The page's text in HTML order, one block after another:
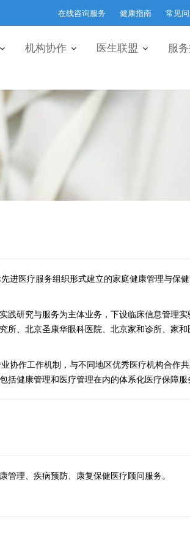
在线咨询服务 健康指南 常见
机构协作 医生联盟 服
进医疗服务组织形式建立的家庭健康管理与保
践研究与服务为主体业务，下设临床信息管理
所、北京圣康华眼科医院、北京家和诊所、家和
协作工作机制，与不同地区优秀医疗机构合作
健康管理和医疗管理在内的体系化医疗保障服
理、疾病预防、康复保健医疗顾问服务。